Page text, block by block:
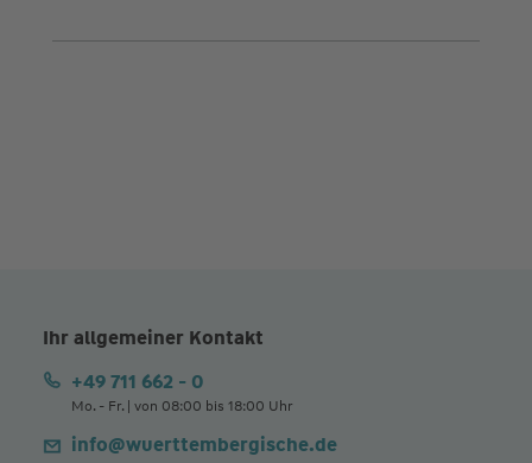
Ihr allgemeiner Kontakt
+49 711 662 - 0
Mo. - Fr. | von 08:00 bis 18:00 Uhr
info@wuerttembergische.de